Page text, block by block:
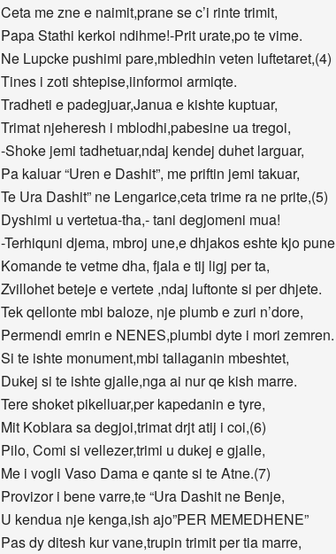
Ceta me zne e naimit,prane se c’i rinte trimit,
Papa Stathi kerkoi ndihme!-Prit urate,po te vime.
Ne Lupcke pushimi pare,mbledhin veten luftetaret,(4)
Tines i zoti shtepise,iinformoi armiqte.
Tradheti e padegjuar,Janua e kishte kuptuar,
Trimat njeheresh i mblodhi,pabesine ua tregoi,
-Shoke jemi tadhetuar,ndaj kendej duhet larguar,
Pa kaluar “Uren e Dashit”, me priftin jemi takuar,
Te Ura Dashit” ne Lengarice,ceta trime ra ne prite,(5)
Dyshimi u vertetua-tha,- tani degjomeni mua!
-Terhiquni djema, mbroj une,e dhjakos eshte kjo
Komande te vetme dha, fjala e tij ligj per ta,
Zvillohet beteje e vertete ,ndaj luftonte si per dhjete.
Tek qellonte mbi baloze, nje plumb e zuri n’dore,
Permendi emrin e NENES,plumbi dyte i mori zemren.
Si te ishte monument,mbi tallaganin mbeshtet,
Dukej si te ishte gjalle,nga ai nur qe kish marre.
Tere shoket pikelluar,per kapedanin e tyre,
Mit Koblara sa degjoi,trimat drjt atij i coi,(6)
Pilo, Comi si vellezer,trimi u dukej e gjalle,
Me i vogli Vaso Dama e qante si te Atne.(7)
Provizor i bene varre,te “Ura Dashit ne Benje,
U kendua nje kenga,ish ajo”PER MEMEDHENE”
Pas dy ditesh kur vane,trupin trimit per tia marre,